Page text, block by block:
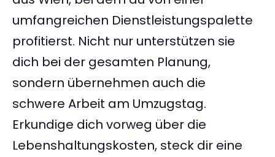
umfangreichen Dienstleistungspalette
profitierst. Nicht nur unterstützen sie
dich bei der gesamten Planung,
sondern übernehmen auch die
schwere Arbeit am Umzugstag.
Erkundige dich vorweg über die
Lebenshaltungskosten, steck dir eine